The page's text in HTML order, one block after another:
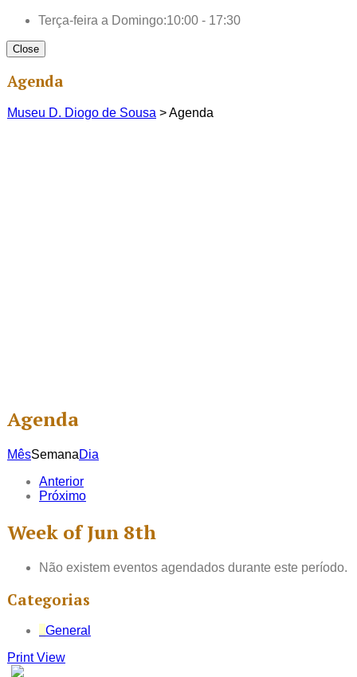
Terça-feira a Domingo:10:00 - 17:30
Close
Agenda
Museu D. Diogo de Sousa >Agenda
Agenda
MêsSemanaDia
Anterior
Próximo
Week of Jun 8th
Não existem eventos agendados durante este período.
Categorias
General
PrintView